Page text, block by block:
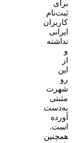
برای
ثبت‌نام
کاربران
ایرانی
نداشته
و
از
این
رو
شهرت
مثبتی
به‌دست
آورده
است.
همچنین